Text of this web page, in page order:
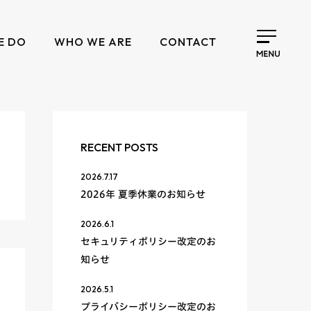
DO WHO WE ARE CONTACT
RECENT POSTS
2026.7.17
2026年 夏季休業のお知らせ
2026.6.1
セキュリティポリシー改定のお
知らせ
2026.5.1
プライバシーポリシー改定のお